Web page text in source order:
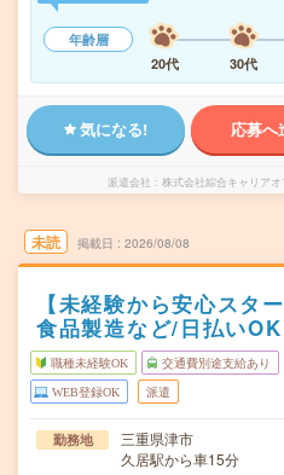
年齢層
20代
30代
気になる! 応募へ
派遣会社 株式会社綜合キャリア
未読 掲載日 2026/08/08
【未経験から安心スタ
食品製造など/日払いOK
職種未経験OK 交通費別途支給あり
WEB登録OK 派遣
勤務地
三重県津市
久居駅から車15分